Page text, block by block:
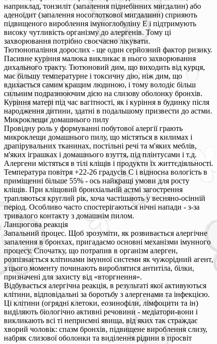
наприклад, тонзиліт (запалення піднебінних мигдалин) або
аденоїдит (запалення носоглоткової мигдалини) сприяють
підвищеного вироблення імуноглобуліну Е і підтримують
високу чутливість організму до алергенів. Тому ці
захворювання потрібно своєчасно лікувати.
Тютюнопаління дорослих - ще один серйозний фактор ризику.
Пасивне куріння малюка викликає в нього захворювання
дихального тракту. Тютюновий дим, що виходить від курця,
має більшу температурне і токсичну дію, ніж дим, що
вдихається самим кращим людиною, і тому володіє більш
сильним подразнюючим дією на слизову оболонку бронхів.
Куріння матері під час вагітності, як і куріння в будинку після
народження дитини, здатні в подальшому призвести до астми.
Микроклещи домашнього пилу
Провідну роль у формуванні побутової алергії грають
микроклещи домашнього пилу, що містяться в килимах і
драпірувальних тканинах, постільні речі та м'яких меблів,
м'яких іграшках і домашнього взуття, під плінтусами і т.д.
Алергени містяться в тілі кліщів і продукти їх життєдіяльності.
Температура повітря +22-26 градусів C і відносна вологість в
приміщенні більше 55% - ось найкращі умови для росту
кліщів. При кліщовий бронхіальній астмі загострення
трапляються круглий рік, хоча частішають у весняно-осінній
період. Особливо часто спостерігаються нічні напади - з-за
тривалого контакту з домашнім пилом.
Ланцюгова реакція
Запальний процес. Щоб зрозуміти, як розвивається алергічне
запалення в бронхах, пригадаємо основні механізми імунного
процесу. Спочатку, що потрапив в організм алерген,
розпізнається клітинами імунної системи як чужорідний агент,
з цього моменту починають вироблятися антитіла, білки,
призначені для захисту від «вторгнення».
Відбувається алергічна реакція, в результаті якої активуються
клітини, відповідальні за боротьбу з алергенами та інфекцією.
Ці клітини (огрядні клетоки, еозинофіли, лімфоцити та ін)
виділяють біологічно активні речовини - медіатори-вони і
викликають всі ті неприємні явища, від яких так страждає
хворий чоловік: спазм бронхів, підвищене вироблення слизу,
набряк слизової оболонки та виділення рідини в просвіт